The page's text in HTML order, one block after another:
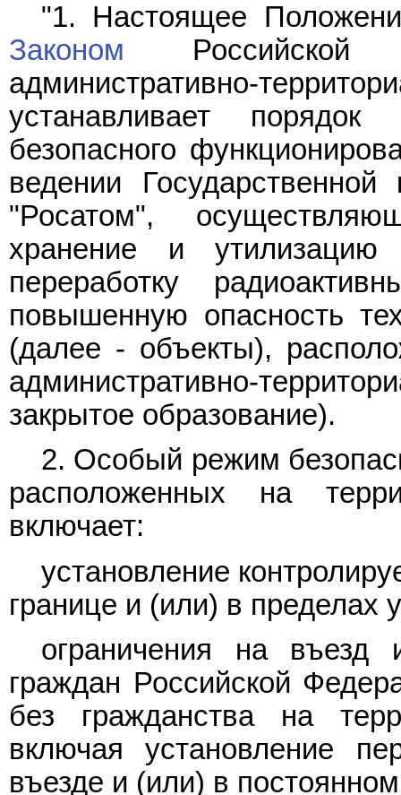
"1. Настоящее
Законом Российской
административно-
устанавливает
безопасного
ведении
"Росатом",
хранение и утилизацию
переработку
повышенную опасность
(далее - объекты),
административно-
закрытое образование).
2. Особый режим
расположенных на
включает:
установление
границе и (или) в пределах
ограничения на въезд
граждан Российской
без гражданства на
включая установление
въезде и (или) в